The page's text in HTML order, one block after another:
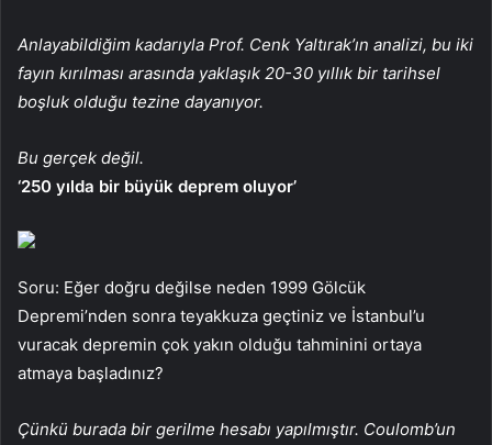
Anlayabildiğim kadarıyla Prof. Cenk Yaltırak’ın analizi, bu iki
fayın kırılması arasında yaklaşık 20-30 yıllık bir tarihsel
boşluk olduğu tezine dayanıyor.
Bu gerçek değil.
‘250 yılda bir büyük deprem oluyor’
Soru: Eğer doğru değilse neden 1999 Gölcük
Depremi’nden sonra teyakkuza geçtiniz ve İstanbul’u
vuracak depremin çok yakın olduğu tahminini ortaya
atmaya başladınız?
Çünkü burada bir gerilme hesabı yapılmıştır. Coulomb’un